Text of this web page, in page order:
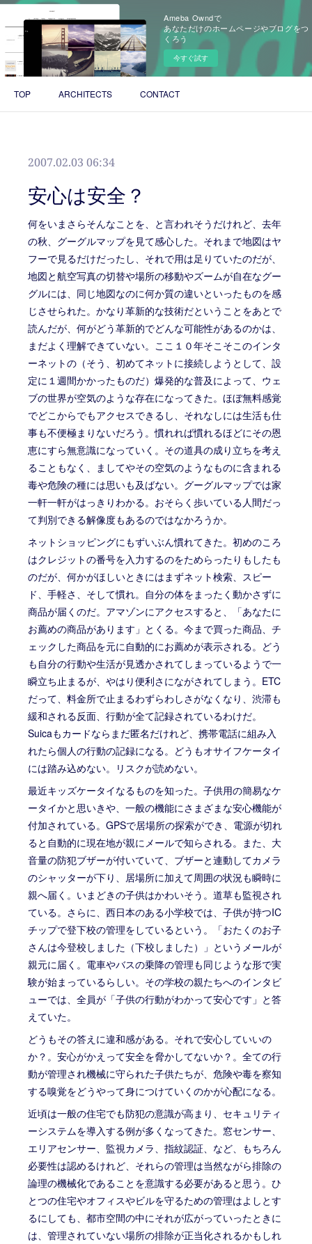
Ameba Owndで
あなただけのホームページやブログをつ
くろう
今すぐ試す
TOP ARCHITECTS CONTACT
2007.02.03 06:34
安心は安全？
何をいまさらそんなことを、と言われそうだけれど、去年
の秋、グーグルマップを見て感心した。それまで地図はヤ
フーで見るだけだったし、それで用は足りていたのだが、
地図と航空写真の切替や場所の移動やズームが自在なグー
グルには、同じ地図なのに何か質の違いといったものを感
じさせられた。かなり革新的な技術だということをあとで
読んだが、何がどう革新的でどんな可能性があるのかは、
まだよく理解できていない。ここ１０年そこそこのインタ
ーネットの（そう、初めてネットに接続しようとして、設
定に１週間かかったものだ）爆発的な普及によって、ウェ
ブの世界が空気のような存在になってきた。ほぼ無料感覚
でどこからでもアクセスできるし、それなしには生活も仕
事も不便極まりないだろう。慣れれば慣れるほどにその恩
恵にすら無意識になっていく。その道具の成り立ちを考え
ることもなく、ましてやその空気のようなものに含まれる
毒や危険の種には思いも及ばない。グーグルマップでは家
一軒一軒がはっきりわかる。おそらく歩いている人間だっ
て判別できる解像度もあるのではなかろうか。
ネットショッピングにもずいぶん慣れてきた。初めのころ
はクレジットの番号を入力するのをためらったりもしたも
のだが、何かがほしいときにはまずネット検索、スピー
ド、手軽さ、そして慣れ。自分の体をまったく動かさずに
商品が届くのだ。アマゾンにアクセスすると、「あなたに
お薦めの商品があります」とくる。今まで買った商品、チ
ェックした商品を元に自動的にお薦めが表示される。どう
も自分の行動や生活が見透かされてしまっているようで一
瞬立ち止まるが、やはり便利さにながされてしまう。ETC
だって、料金所で止まるわずらわしさがなくなり、渋滞も
緩和される反面、行動が全て記録されているわけだ。
Suicaもカードならまだ匿名だけれど、携帯電話に組み入
れたら個人の行動の記録になる。どうもオサイフケータイ
には踏み込めない。リスクが読めない。
最近キッズケータイなるものを知った。子供用の簡易なケ
ータイかと思いきや、一般の機能にさまざまな安心機能が
付加されている。GPSで居場所の探索ができ、電源が切れ
ると自動的に現在地が親にメールで知らされる。また、大
音量の防犯ブザーが付いていて、ブザーと連動してカメラ
のシャッターが下り、居場所に加えて周囲の状況も瞬時に
親へ届く。いまどきの子供はかわいそう。道草も監視され
ている。さらに、西日本のある小学校では、子供が持つIC
チップで登下校の管理をしているという。「おたくのお子
さんは今登校しました（下校しました）」というメールが
親元に届く。電車やバスの乗降の管理も同じような形で実
験が始まっているらしい。その学校の親たちへのインタビ
ューでは、全員が「子供の行動がわかって安心です」と答
えていた。
どうもその答えに違和感がある。それで安心していいの
か？。安心がかえって安全を脅かしてないか？。全ての行
動が管理され機械に守られた子供たちが、危険や毒を察知
する嗅覚をどうやって身につけていくのかが心配になる。
近頃は一般の住宅でも防犯の意識が高まり、セキュリティ
ーシステムを導入する例が多くなってきた。窓センサー、
エリアセンサー、監視カメラ、指紋認証、など、もちろん
必要性は認めるけれど、それらの管理は当然ながら排除の
論理の機械化であることを意識する必要があると思う。ひ
とつの住宅やオフィスやビルを守るための管理はよしとす
るにしても、都市空間の中にそれが広がっていったときに
は、管理されていない場所の排除が正当化されるかもしれ